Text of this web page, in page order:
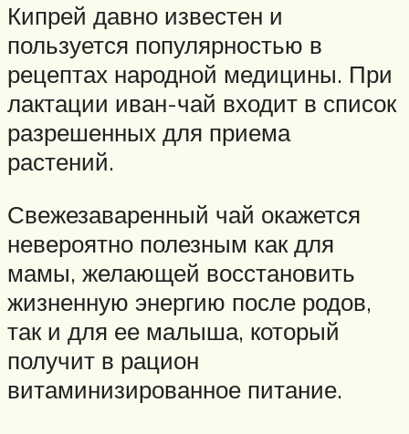
Кипрей давно известен и
пользуется популярностью в
рецептах народной медицины. При
лактации иван-чай входит в список
разрешенных для приема
растений.
Свежезаваренный чай окажется
невероятно полезным как для
мамы, желающей восстановить
жизненную энергию после родов,
так и для ее малыша, который
получит в рацион
витаминизированное питание.